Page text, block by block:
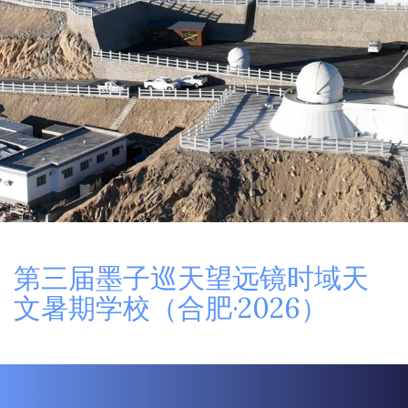
第三届墨子巡天望远镜时域天
文暑期学校（合肥·2026）